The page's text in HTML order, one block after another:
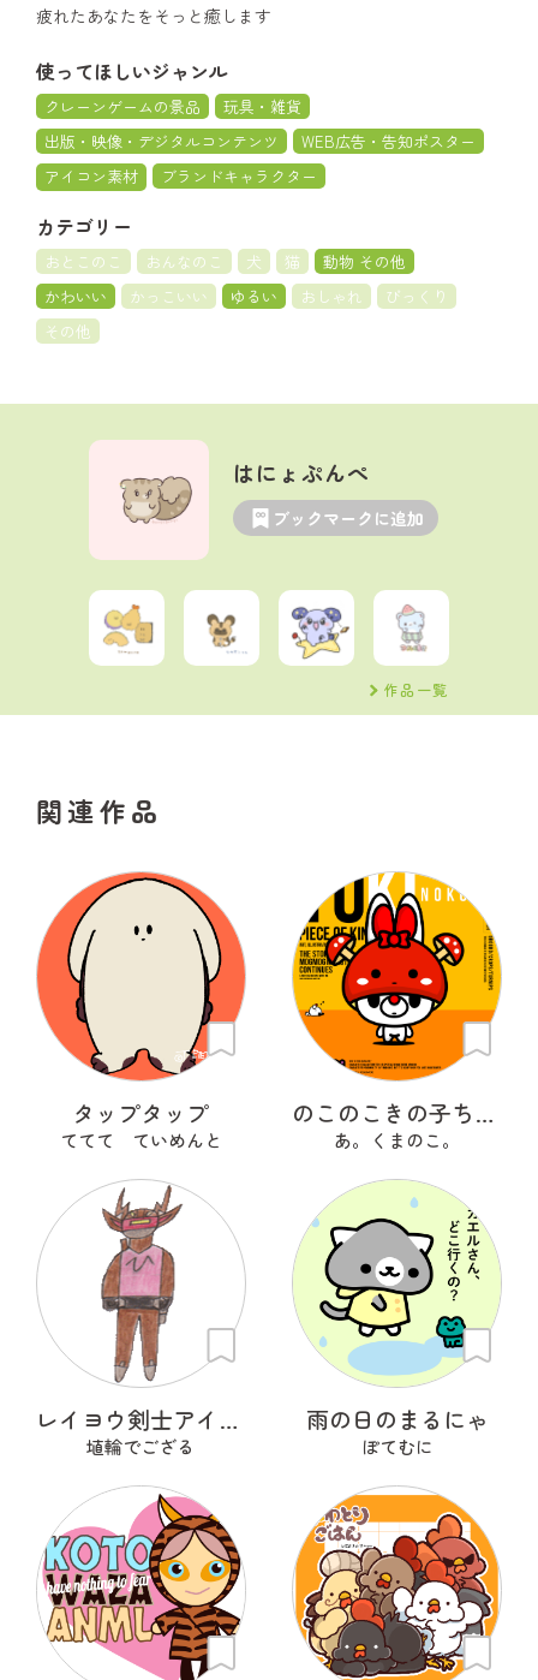
疲れたあなたをそっと癒します
使ってほしいジャンル
クレーンゲームの景品
玩具・雑貨
出版・映像・デジタルコンテンツ
WEB広告・告知ポスター
アイコン素材
ブランドキャラクター
カテゴリー
おとこのこ おんなのこ 犬 猫
動物 その他
かわいい
かっこいい ゆるい おしゃれ
びっくり
その他
はにょぷんぺ
ブックマークに追加
作品一覧
関連作品
タップタップ
ててて ていめんと
のこのこきの子ちゃん
あ。くまのこ。
レイヨウ剣士アイベクサー
埴輪でござる
雨の日のまるにゃ
ぽてむに